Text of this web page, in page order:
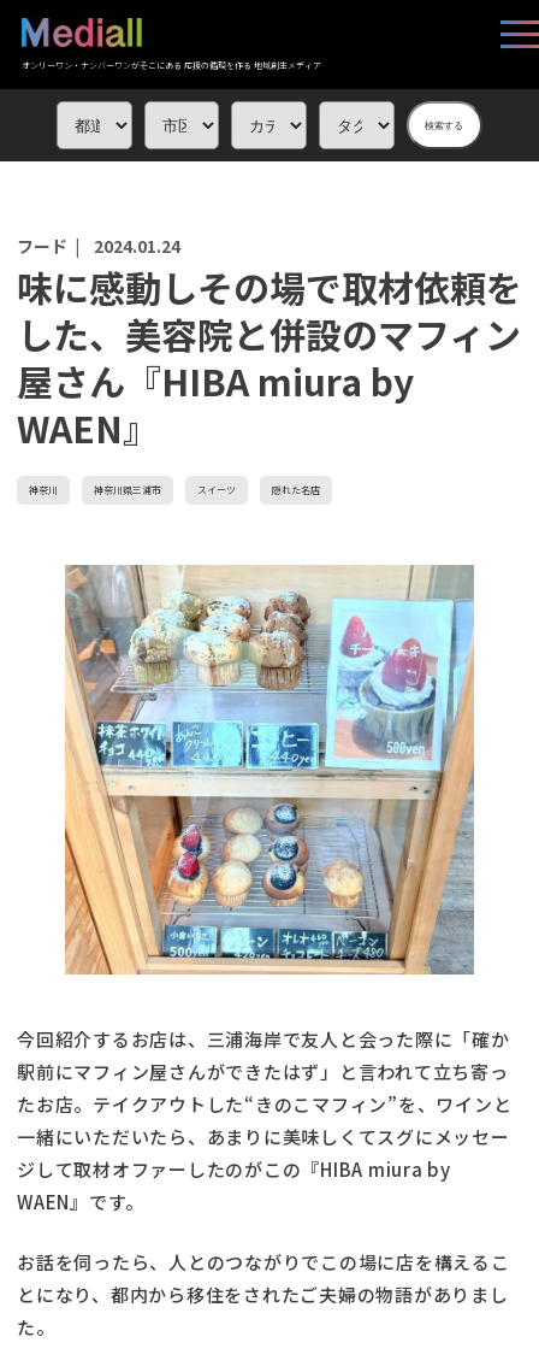
オンリーワン・ナンバーワンがそこにある 応援の循環を作る 地域創生メディア
検索する
フード | 2024.01.24
味に感動しその場で取材依頼を
した、美容院と併設のマフィン
屋さん『HIBA miura by
WAEN』
神奈川 神奈川県三浦市 スイーツ 隠れた名店
今回紹介するお店は、三浦海岸で友人と会った際に「確か
駅前にマフィン屋さんができたはず」と言われて立ち寄っ
たお店。テイクアウトした“きのこマフィン”を、ワインと
一緒にいただいたら、あまりに美味しくてスグにメッセー
ジして取材オファーしたのがこの『HIBA miura by
WAEN』です。
お話を伺ったら、人とのつながりでこの場に店を構えるこ
とになり、都内から移住をされたご夫婦の物語がありまし
た。